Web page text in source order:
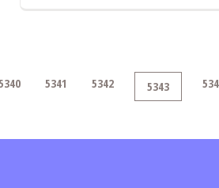
5341 5342 5343